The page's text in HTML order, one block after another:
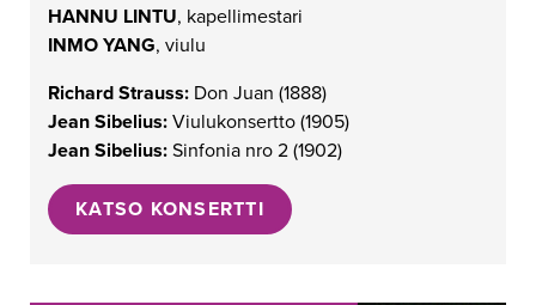
HANNU LINTU, kapellimestari
INMO YANG, viulu
Richard Strauss: Don Juan (1888)
Jean Sibelius:Viulukonsertto (1905)
Jean Sibelius:Sinfonia nro 2 (1902)
KATSO KONSERTTI